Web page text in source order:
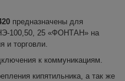
предназначены для
100,50, 25 «ФОНТАН» на
и торговли.
к коммуникациям.
кипятильника, а так же